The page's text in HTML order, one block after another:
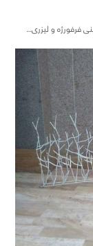
فرفورژه و لیزری…